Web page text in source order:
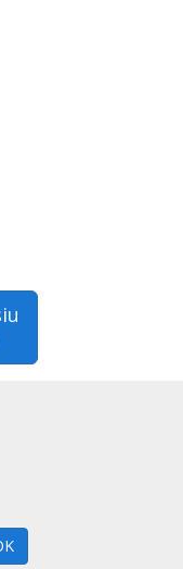
zadarmo